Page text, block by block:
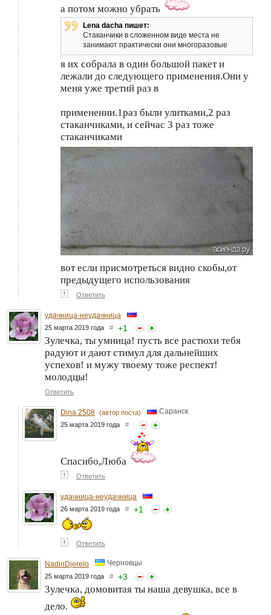
а потом можно убрать
Lena dacha пишет:
Стаканчики в сложенном виде места не
занимают практически они многоразовые
я их собрала в один большой пакет и
лежали до следующего применения.Они у
меня уже третий раз в
применении.1раз были улитками,2 раз
стаканчиками, и сейчас 3 раз тоже
стаканчиками
вот если присмотреться видно скобы,от
предыдущего использования
↑ Ответить
удачница-неудачница
25 марта 2019 года # +1
Зулечка, ты умница! пусть все растюхи тебя
радуют и дают стимул для дальнейших
успехов! и мужу твоему тоже респект!
молодцы!
Ответить
Dina 2508 (автор поста) Саранск
25 марта 2019 года #
Спасибо,Люба
↑ Ответить
удачница-неудачница
26 марта 2019 года # +1
↑ Ответить
NadinDjerelo Черновцы
25 марта 2019 года # +3
Зулечка, домовитая ты наша девушка, все в
дело.